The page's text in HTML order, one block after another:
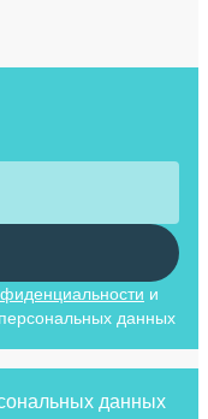
и
данных
данных